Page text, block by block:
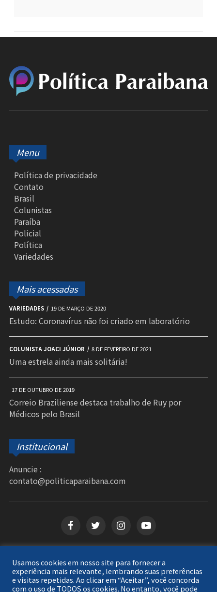
Menu
Política de privacidade
Contato
Brasil
Colunistas
Paraíba
Policial
Política
Variedades
Mais acessadas
VARIEDADES 19 DE MARÇO DE 2020
Estudo: Coronavírus não foi criado em laboratório
COLUNISTA JOACI JÚNIOR 8 DE FEVEREIRO DE 2021
Uma estrela ainda mais solitária!
17 DE OUTUBRO DE 2019
Correio Braziliense destaca trabalho de Ruy por
Médicos pelo Brasil
Institucional
Anuncie :
contato@politicaparaibana.com
Copyright © 2026Política Paraibana. Todos os
direitos reservados.
Usamos cookies em nosso site para fornecer a
experiência mais relevante, lembrando suas preferências
e visitas repetidas. Ao clicar em “Aceitar”, você concorda
com o uso de TODOS os cookies. No entanto, você pode